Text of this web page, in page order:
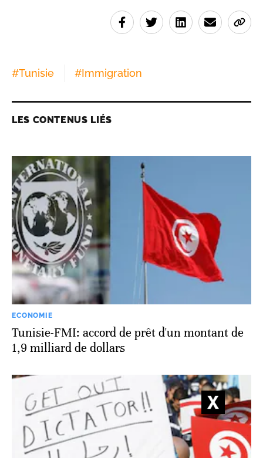
#Tunisie #Immigration
LES CONTENUS LIÉS
ECONOMIE
Tunisie-FMI: accord de prêt d'un montant de
1,9 milliard de dollars